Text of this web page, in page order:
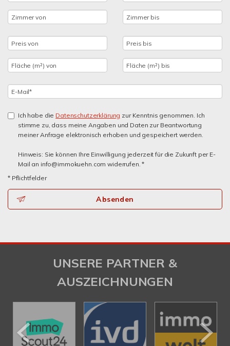
Ich habe die Datenschutzerklärung zur Kenntnis genommen. Ich
stimme zu, dass meine Angaben und Daten zur Beantwortung
meiner Anfrage elektronisch erhoben und gespeichert werden.
Hinweis: Sie können Ihre Einwilligung jederzeit für die Zukunft per E-
Mail an info@immokuehn.com widerrufen. *
* Pflichtfelder
Absenden
UNSERE PARTNER &
AUSZEICHNUNGEN